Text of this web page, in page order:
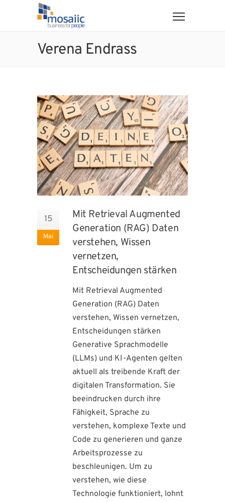
Verena Endrass
15
Mai
Mit Retrieval Augmented
Generation (RAG) Daten
verstehen, Wissen
vernetzen,
Entscheidungen stärken
Mit Retrieval Augmented
Generation (RAG) Daten
verstehen, Wissen vernetzen,
Entscheidungen stärken
Generative Sprachmodelle
(LLMs) und KI-Agenten gelten
aktuell als treibende Kraft der
digitalen Transformation. Sie
beeindrucken durch ihre
Fähigkeit, Sprache zu
verstehen, komplexe Texte und
Code zu generieren und ganze
Arbeitsprozesse zu
beschleunigen. Um zu
verstehen, wie diese
Technologie funktioniert, lohnt